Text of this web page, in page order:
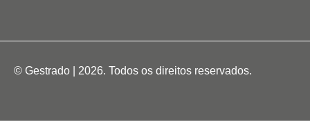
© Gestrado | 2026. Todos os direitos reservados.